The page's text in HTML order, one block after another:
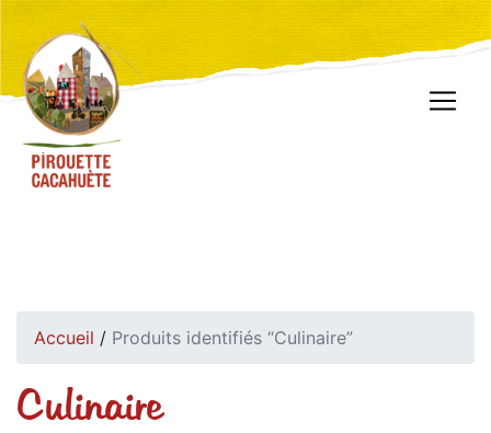
Accueil / Produits identifiés “Culinaire”
Culinaire